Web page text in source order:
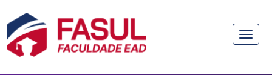
Toggle